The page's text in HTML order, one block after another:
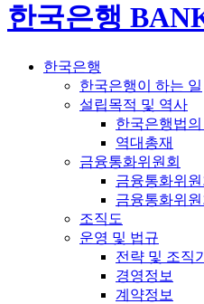
한국은행
한국은행
한국은행이 하는 일
설립목적 및 역사
한국은행법의
역대총재
금융통화위원회
금융통화위원
금융통화위
조직도
운영 및 법규
전략 및 조직
경영정보
계약정보